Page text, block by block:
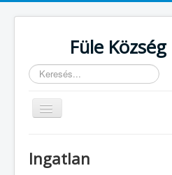
Füle
Keresés...
Navigáció
váltása
TELEPÜLÉSÜNK
Ingatlan